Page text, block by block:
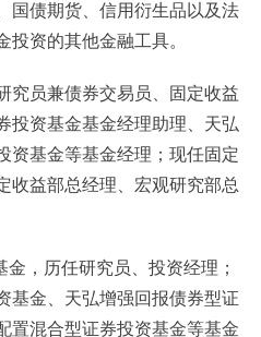
国债期货、信用衍生品以及法
资的其他金融工具。
究员兼债券交易员、固定收益
投资基金基金经理助理、天弘
资基金等基金经理；现任固定
收益部总经理、宏观研究部总
，历任研究员、投资经理；
基金、天弘增强回报债券型证
置混合型证券投资基金等基金